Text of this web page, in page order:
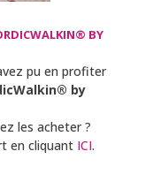
BY
pu en profiter
by
les acheter ?
en cliquant ICI.